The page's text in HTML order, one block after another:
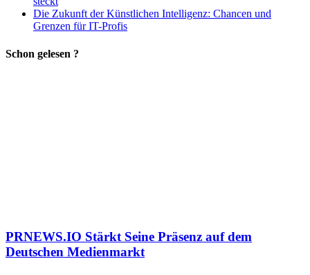
Die Zukunft der Künstlichen Intelligenz: Chancen und
Grenzen für IT-Profis
Schon gelesen ?
PRNEWS.IO Stärkt Seine Präsenz auf dem
Deutschen Medienmarkt